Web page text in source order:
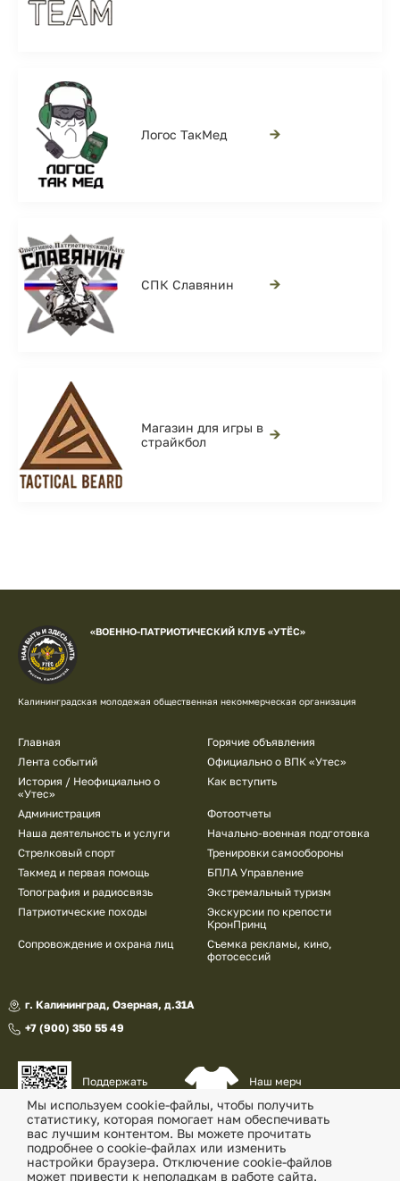
Логос ТакМед →
СПК Славянин →
Магазин для игры в
страйкбол
→
«ВОЕННО-ПАТРИОТИЧЕСКИЙ КЛУБ «УТЁС»
Калининградская молодежая общественная некоммерческая организация
Подвал
Главная
Горячие объявления
Лента событий
Официально о ВПК «Утес»
История / Неофициально о
«Утес»
Как вступить
Администрация
Фотоотчеты
Наша деятельность и услуги
Начально-военная подготовка
Стрелковый спорт
Тренировки самообороны
Такмед и первая помощь
БПЛА Управление
Топография и радиосвязь
Экстремальный туризм
Патриотические походы
Экскурсии по крепости
КронПринц
Сопровождение и охрана лиц
Съемка рекламы, кино,
фотосессий
г. Калининград, Озерная, д.31А
+7 (900) 350 55 49
Поддержать
Наш мерч
© «Военно-патриотический клуб «Утес» , 2026
Политика конфиденциальности
Мы используем cookie-файлы, чтобы получить
статистику, которая помогает нам обеспечивать
вас лучшим контентом. Вы можете прочитать
подробнее о cookie-файлах или изменить
настройки браузера. Отключение cookie-файлов
может привести к неполадкам в работе сайта.